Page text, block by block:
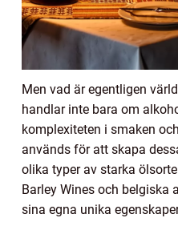
Men vad är egentligen
handlar inte bara om
komplexiteten i smaken
används för att skapa
olika typer av starka
Barley Wines och belgiska
sina egna unika